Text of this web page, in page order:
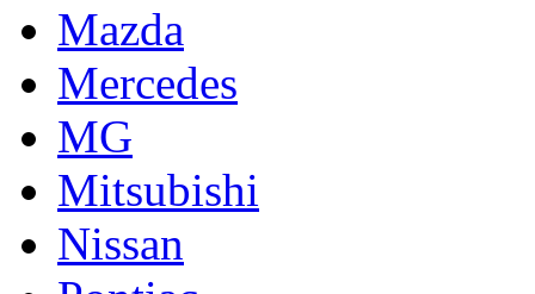
Mazda
Mercedes
MG
Mitsubishi
Nissan